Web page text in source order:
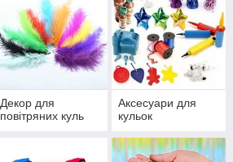
Декор для
повітряних куль
Аксесуари для
кульок